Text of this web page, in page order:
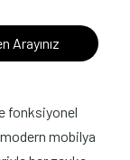
Arayınız
fonksiyonel
mobilya